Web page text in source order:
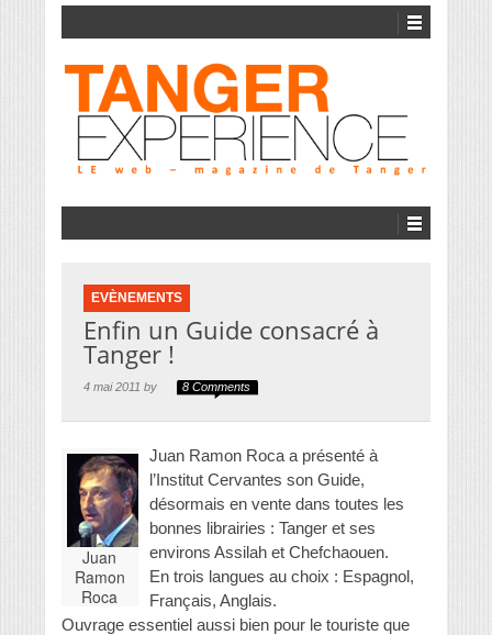
EVÈNEMENTS
Enfin un Guide consacré à
Tanger !
4 mai 2011 by 8 Comments
Juan
Ramon
Roca
Juan Ramon Roca a présenté à
l’Institut Cervantes son Guide,
désormais en vente dans toutes les
bonnes librairies : Tanger et ses
environs Assilah et Chefchaouen.
En trois langues au choix : Espagnol,
Français, Anglais.
Ouvrage essentiel aussi bien pour le touriste que